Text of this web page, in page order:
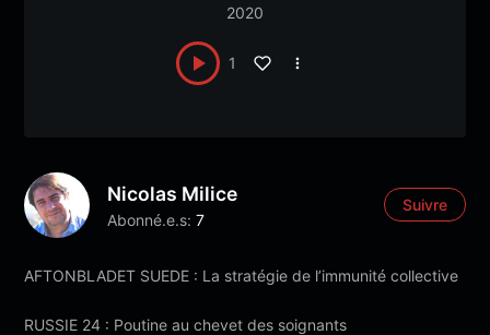
2020
1
Nicolas Milice
Abonné.e.s: 7
Suivre
AFTONBLADET SUEDE : La stratégie de l’immunité collective
RUSSIE 24 : Poutine au chevet des soignants